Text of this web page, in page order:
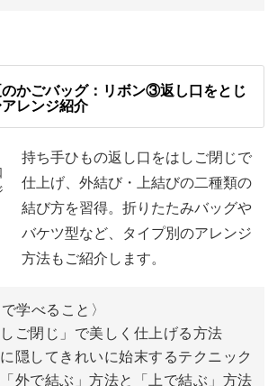
る 01:53
03:12
口まで縫う 08:23
い代を切る
ンで割る 13:56
かごバッグ：リボン③返し口をとじ
レンジ紹介
持ち手ひもの返し口をはしご閉じで
仕上げ、外結び・上結びの二種類の
結び方を習得。折りたたみバッグや
バケツ型など、タイプ別のアレンジ
方法もご紹介します。
学べること〉
ご閉じ」で美しく仕上げる方法
隠してきれいに始末するテクニック
外で結ぶ」方法と「上で結ぶ」方法